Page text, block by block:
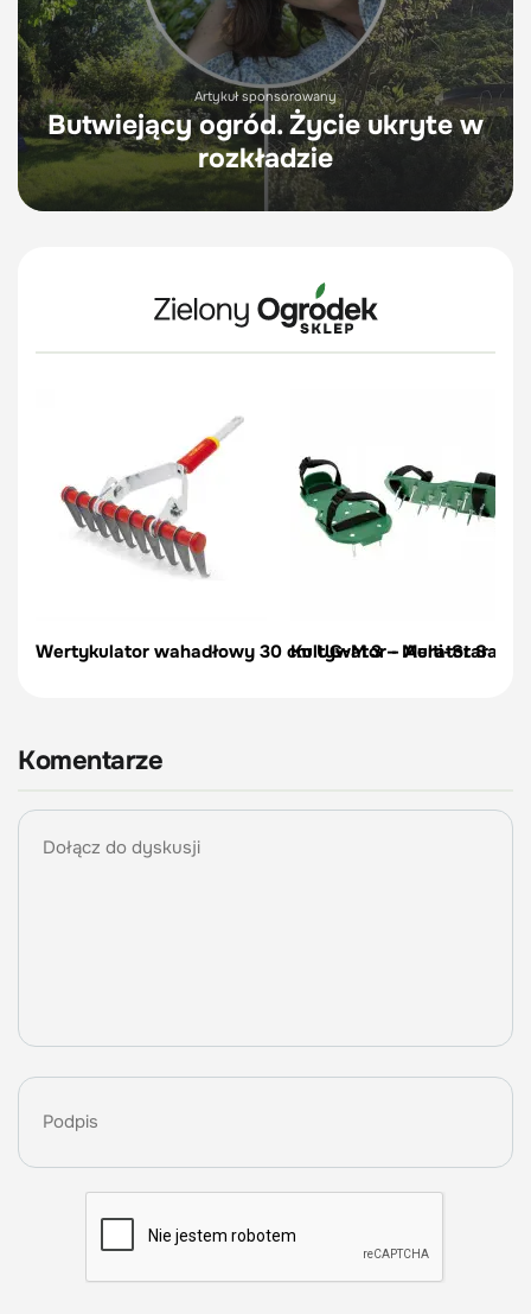
Artykuł sponsorowany
Butwiejący ogród. Życie ukryte w
rozkładzie
Wertykulator wahadłowy 30 cm UG-M 3 – Multi-Star –
Kultywator - Aerator
Komentarze